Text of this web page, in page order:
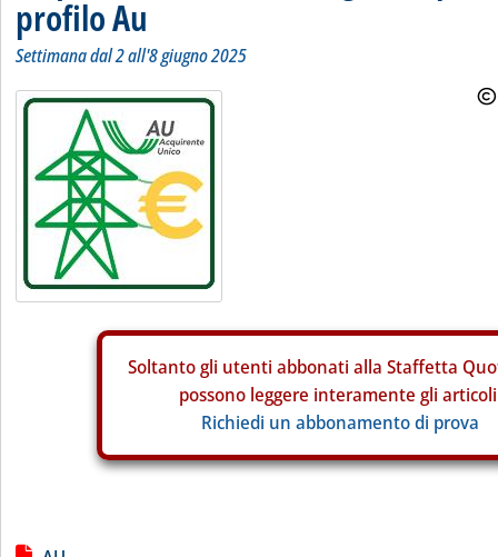
profilo Au
Settimana dal 2 all'8 giugno 2025
Soltanto gli utenti abbonati alla Staffetta
possono leggere interamente gli
Richiedi un abbonamento di prova